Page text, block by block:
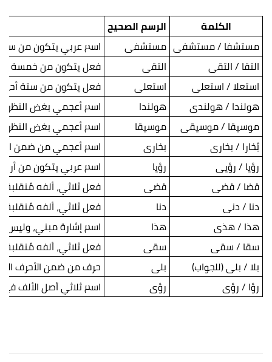
الكلمة
الرسم الصحيح
مستشفا / مستشفى مستشفى
اسم عربي يتكون من ستة
التقا / التقى
التقى
فعل يتكون من خمسة
استعلا / استعلى
استعلى
فعل يتكون من ستة أحرف
هولندا / هولندى
هولندا
اسم أعجمي بغض النظر
موسيقا / موسيقى
موسيقا
اسم أعجمي بغض النظر
بُخارا / بخارى
بخارى
اسم أعجمي من ضمن
رؤيا / رؤيى
رؤيا
اسم عربي يتكون من
قضا / قضى
قضى
فعل ثلاثي، ألفه
دنا / دنى
دنا
فعل ثلاثي، ألفه
هذا / هذى
هذا
اسم إشارة مبني، وليس
سقا / سقى
سقى
فعل ثلاثي، ألفه مُنقلبة
بلا / بلى (للجواب)
بلى
حرف من ضمن الأحرف
رؤا / رؤى
رؤى اسم ثلاثي أصل الألف